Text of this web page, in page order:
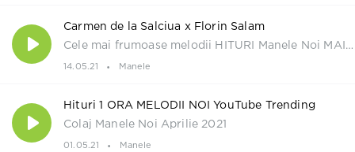
Carmen de la Salciua x Florin Salam
Cele mai frumoase melodii HITURI Manele Noi MAI 2021
14.05.21 Manele
Hituri 1 ORA MELODII NOI YouTube Trending
Colaj Manele Noi Aprilie 2021
01.05.21 Manele